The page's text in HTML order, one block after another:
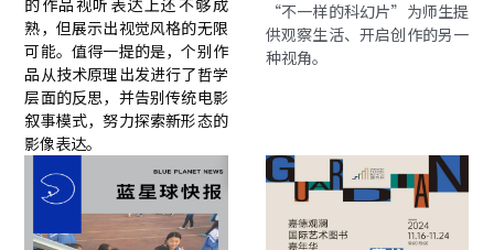
的作品视听表达上还不够成
熟，但展示出视觉风格的无限
可能。值得一提的是，个别作
品从技术原理出发进行了哲学
层面的反思，并告别传统电影
叙事模式，努力探索新形态的
影像表达。
“不一样的科幻片”为师生提
供观察生活、开启创作的另一
种视角。